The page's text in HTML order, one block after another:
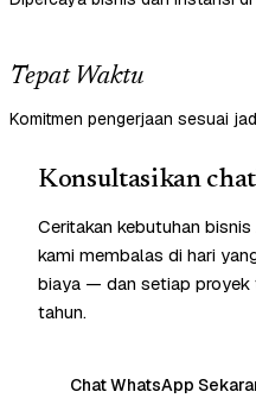
Tepat Waktu
Komitmen pengerjaan sesuai
Konsultasikan
Ceritakan kebutuhan
kami membalas di hari
biaya — dan setiap proyek
tahun.
Chat WhatsApp